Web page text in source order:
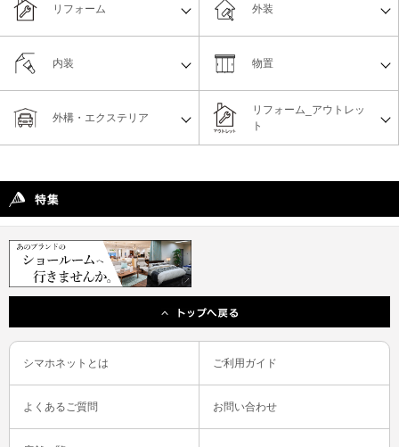
リフォーム
リフォーム_アウトレッ
ト
物置
外構・エクステリア
外装
内装
シマホネットとは ご利用ガイド
よくあるご質問 お問い合わせ